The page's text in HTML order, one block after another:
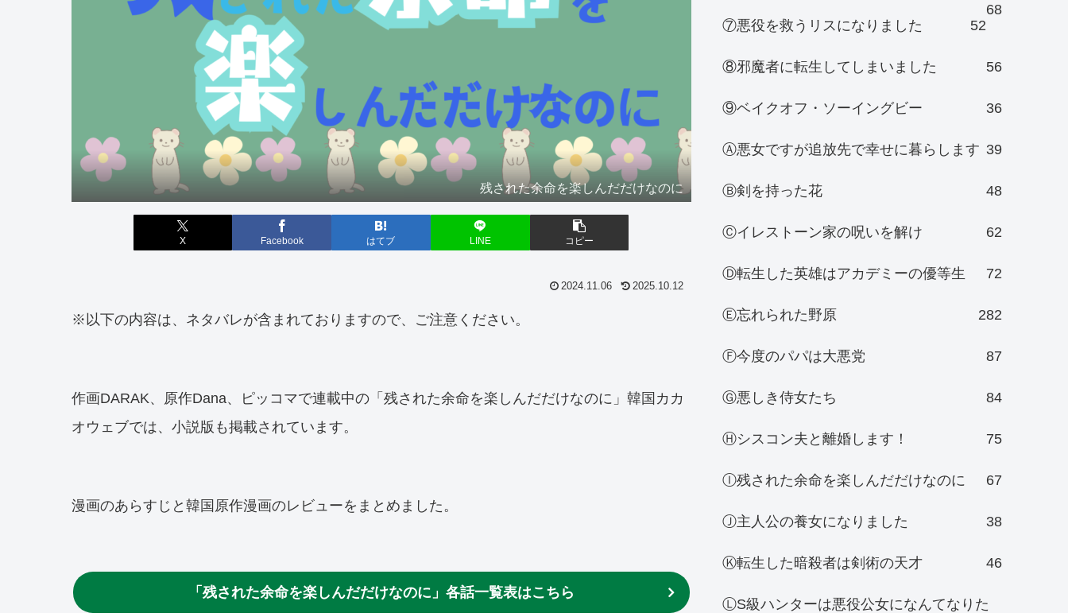
残された余命を楽しんだだけなのに
X Facebook はてブ LINE コピー
2024.11.06 2025.10.12
※以下の内容は、ネタバレが含まれておりますので、ご注意ください。
作画DARAK、原作Dana、ピッコマで連載中の「残された余命を楽しんだだけなのに」韓国カカ
オウェブでは、小説版も掲載されています。
漫画のあらすじと韓国原作漫画のレビューをまとめました。
「残された余命を楽しんだだけなのに」各話一覧表はこちら
68
⑦悪役を救うリスになりました
52
⑧邪魔者に転生してしまいました 56
⑨ベイクオフ・ソーイングビー 36
Ⓐ悪女ですが追放先で幸せに暮らします 39
Ⓑ剣を持った花 48
Ⓒイレストーン家の呪いを解け 62
Ⓓ転生した英雄はアカデミーの優等生 72
Ⓔ忘れられた野原 282
Ⓕ今度のパパは大悪党 87
Ⓖ悪しき侍女たち 84
Ⓗシスコン夫と離婚します！ 75
Ⓘ残された余命を楽しんだだけなのに 67
Ⓙ主人公の養女になりました 38
Ⓚ転生した暗殺者は剣術の天才 46
ⓁS級ハンターは悪役公女になんてなりた